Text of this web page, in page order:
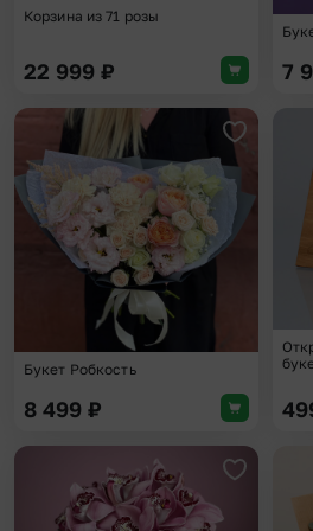
Корзина из 71 розы
22 999 ₽ 7
Добавить
Букет Робкость
8 499 ₽